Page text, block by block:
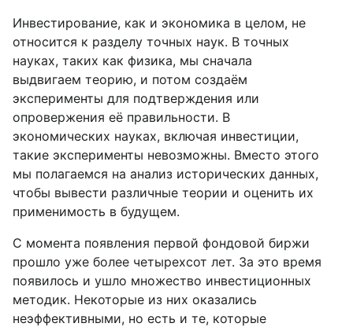
Инвестирование, как и экономика в целом, не
относится к разделу точных наук. В точных
науках, таких как физика, мы сначала
выдвигаем теорию, и потом создаём
эксперименты для подтверждения или
опровержения её правильности. В
экономических науках, включая инвестиции,
такие эксперименты невозможны. Вместо этого
мы полагаемся на анализ исторических данных,
чтобы вывести различные теории и оценить их
применимость в будущем.
С момента появления первой фондовой биржи
прошло уже более четырехсот лет. За это время
появилось и ушло множество инвестиционных
методик. Некоторые из них оказались
неэффективными, но есть и те, которые